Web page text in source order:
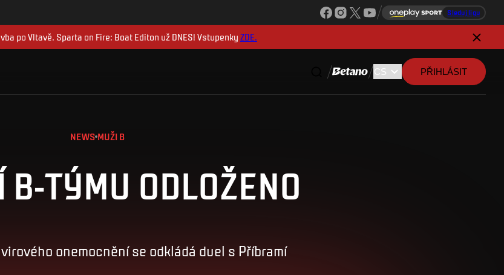
Sleduj ligu
po Vltavě. Sparta on Fire: Boat Editon už DNES! Vstupenky ZDE.
PŘIHLÁSIT
NEWS MUŽI B
B-TÝMU ODLOŽENO
onemocnění se odkládá duel s Příbramí